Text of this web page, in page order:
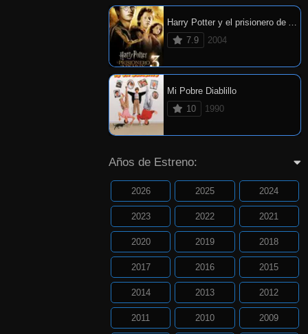
Harry Potter y el prisionero de Azkaban
7.9
2004
Mi Pobre Diablillo
10
1990
Años de Estreno:
2026 2025 2024
2023 2022 2021
2020 2019 2018
2017 2016 2015
2014 2013 2012
2011 2010 2009